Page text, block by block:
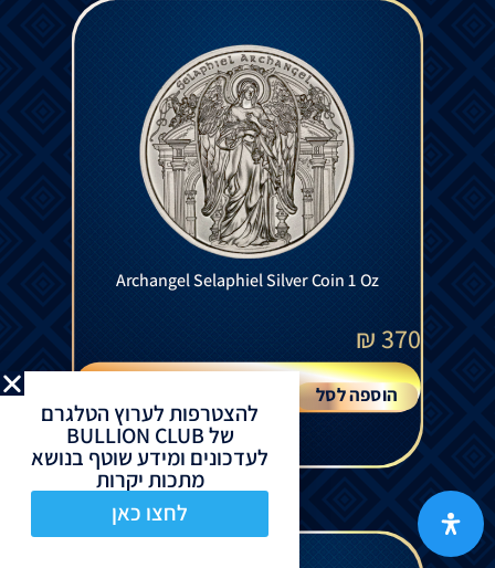
Archangel Selaphiel Silver Coin 1 Oz
370
₪
הוספה לסל
להצטרפות לערוץ הטלגרם
של BULLION CLUB
לעדכונים ומידע שוטף בנושא
מתכות יקרות
לחצו כאן